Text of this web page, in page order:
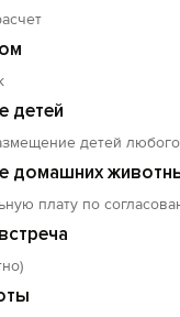
детей
детей
домашних
плату по